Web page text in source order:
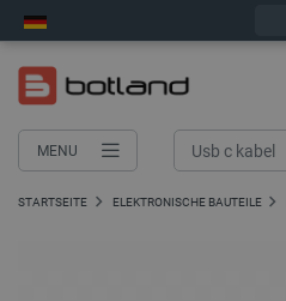
MENU
STARTSEITE ELEKTRONISCHE BAUTEILE